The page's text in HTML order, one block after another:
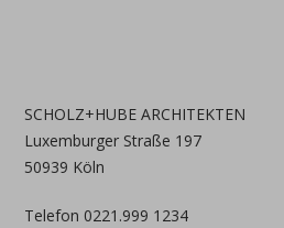
SCHOLZ+HUBE ARCHITEKTEN
Luxemburger Straße 197
50939 Köln
Telefon 0221.999 1234